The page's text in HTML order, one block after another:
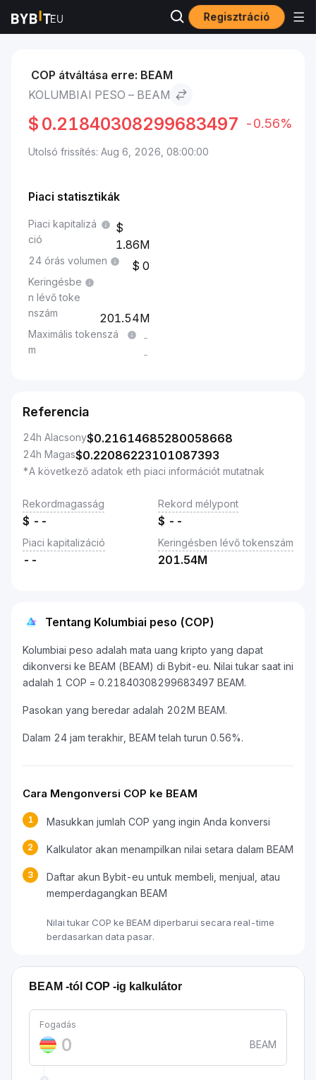
Regisztráció
Piacok BEAM ára BEAM Kolumbiai peso to BEAM
COP átváltása erre: BEAM
KOLUMBIAI PESO – BEAM
$ 0.21840308299683497 -0.56%
Utolsó frissítés: Aug 6, 2026, 08:00:00
Piaci statisztikák
Piaci kapitalizá
ció
1.86M
24 órás volumen 0
Keringésbe
n lévő toke
nszám
201.54M
Maximális tokenszá
m
-
-
Referencia
24h Alacsony$0.21614685280058668
24h Magas$0.22086223101087393
*A következő adatok eth piaci információt mutatnak
Rekordmagasság
$ --
Rekord mélypont
$ --
Piaci kapitalizáció
--
Keringésben lévő tokenszám
201.54M
Tentang Kolumbiai peso (COP)
Kolumbiai peso adalah mata uang kripto yang dapat
dikonversi ke BEAM (BEAM) di Bybit-eu. Nilai tukar saat ini
adalah 1 COP = 0.21840308299683497 BEAM.
Pasokan yang beredar adalah 202M BEAM.
Dalam 24 jam terakhir, BEAM telah turun 0.56%.
Cara Mengonversi COP ke BEAM
1 Masukkan jumlah COP yang ingin Anda konversi
2 Kalkulator akan menampilkan nilai setara dalam BEAM
3
Daftar akun Bybit-eu untuk membeli, menjual, atau
memperdagangkan BEAM
Nilai tukar COP ke BEAM diperbarui secara real-time
berdasarkan data pasar.
BEAM -tól COP -ig kalkulátor
Fogadás
BEAM